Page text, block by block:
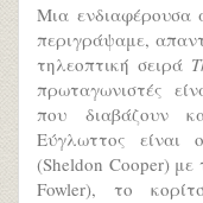
Μια ενδιαφέρουσα
περιγράψαμε,
τηλεοπτική σειρά
πρωταγωνιστές
που διαβάζουν
Εύγλωττος είναι
(Sheldon Cooper)
Fowler), το